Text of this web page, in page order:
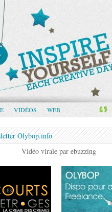
VIDÉOS WEB
Olybop.info
Vidéo virale par ebuzzing